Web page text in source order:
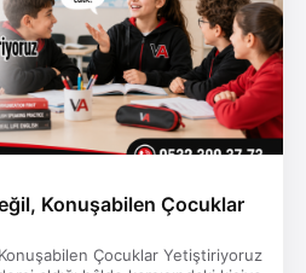
Konuşabilen Çocuklar
Çocuklar Yetiştiriyoruz